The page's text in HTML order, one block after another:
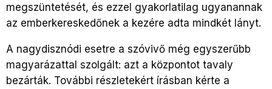
megszüntetését, és ezzel gyakorlatilag ugyanannak
az emberkereskedőnek a kezére adta mindkét lányt.
A nagydisznódi esetre a szóvivő még egyszerűbb
magyarázattal szolgált: azt a központot tavaly
bezárták. További részletekért írásban kérte a